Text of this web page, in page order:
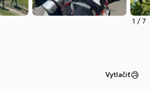
1 / 7
Vytlačiť